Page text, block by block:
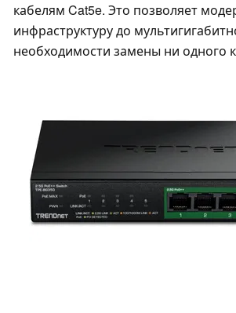
кабелям Cat5e. Это позволяет
инфраструктуру до
необходимости замены ни одного